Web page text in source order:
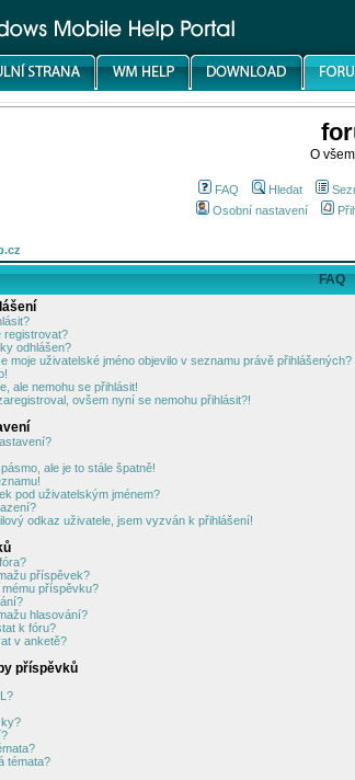
O
FAQ Hledat
Osobní nastavení
FAQ
registrovat?
odhlášen?
moje uživatelské jméno objevilo v seznamu právě přihlášených?
ale nemohu se přihlásit!
ovšem nyní se nemohu přihlásit?!
ale je to stále špatně!
pod uživatelským jménem?
odkaz uživatele, jsem vyzván k přihlášení!
příspěvek?
příspěvku?
hlasování?
k fóru?
v anketě?
příspěvků
témata?